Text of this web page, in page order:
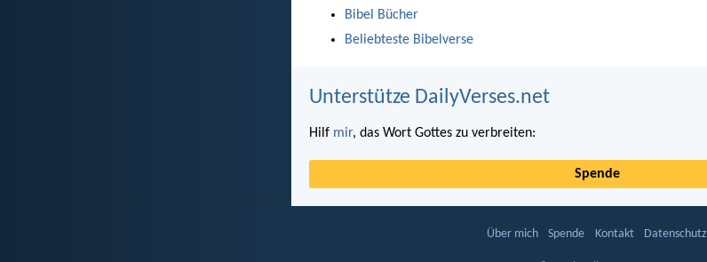
Bibel Bücher
Beliebteste Bibelverse
Unterstütze DailyVerses.net
Hilf mir, das Wort Gottes zu verbreiten:
Spende
Über mich Spende Kontakt Datenschutz